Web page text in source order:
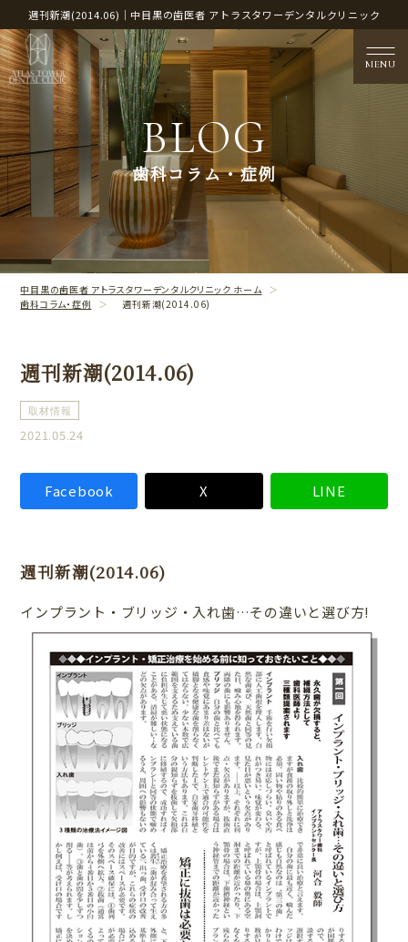
週刊新潮(2014.06)｜中目黒の歯医者 アトラスタワーデンタルクリニック
MENU
医院概要
CLINIC CONTENTS
治療案内
TREATMENT CONTENTS
BLOG
歯科コラム・症例
中目黒の歯医者 アトラスタワーデンタルクリニック ホーム
歯科コラム・症例
週刊新潮(2014.06)
週刊新潮(2014.06)
取材情報
2021.05.24
Facebook X LINE
週刊新潮(2014.06)
インプラント・ブリッジ・入れ歯…その違いと選び方!